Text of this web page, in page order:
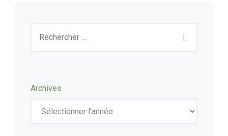
Archives